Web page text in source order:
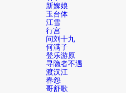
新嫁娘
玉台体
江雪
行宫
问刘十九
何满子
登乐游原
寻隐者不遇
渡汉江
春怨
哥舒歌